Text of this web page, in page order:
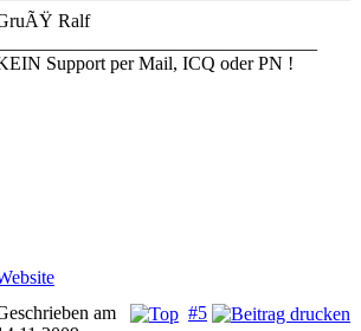
Ralf
Support per Mail, ICQ oder PN !
#5
am